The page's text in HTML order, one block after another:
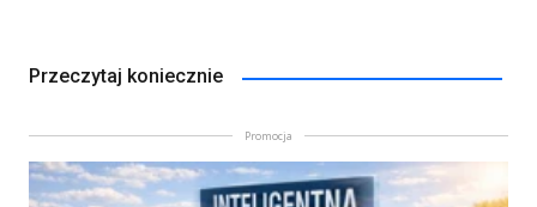
Przeczytaj koniecznie
Promocja